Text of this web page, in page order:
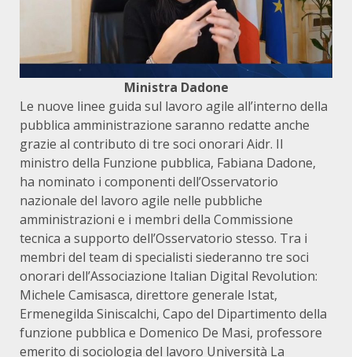
Ministra Dadone
Le nuove linee guida sul lavoro agile all’interno della
pubblica amministrazione saranno redatte anche
grazie al contributo di tre soci onorari Aidr. Il
ministro della Funzione pubblica, Fabiana Dadone,
ha nominato i componenti dell’Osservatorio
nazionale del lavoro agile nelle pubbliche
amministrazioni e i membri della Commissione
tecnica a supporto dell’Osservatorio stesso. Tra i
membri del team di specialisti siederanno tre soci
onorari dell’Associazione Italian Digital Revolution:
Michele Camisasca, direttore generale Istat,
Ermenegilda Siniscalchi, Capo del Dipartimento della
funzione pubblica e Domenico De Masi, professore
emerito di sociologia del lavoro Università La